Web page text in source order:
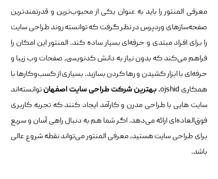
معرفی المنتور را باید به عنوان یکی از محبوب‌ترین و قدرتمندترین
صفحه‌سازهای وردپرس در نظر گرفت که توانسته روند طراحی سایت
را برای افراد مبتدی و حرفه‌ای بسیار ساده کند. المنتور این امکان را
فراهم می‌کند که بدون نیاز به دانش کدنویسی، صفحات وب زیبا و
حرفه‌ای با ابزار کشیدن و رها کردن بسازید. بسیاری از کسب‌وکارها با
همکاری ojshid،
بهترین شرکت طراحی سایت اصفهانتوانسته‌اند
سایت‌ هایی با طراحی مدرن و کارآمد ایجاد کنند که تجربه کاربری
فوق‌العاده‌ای ارائه می‌دهد. اگر شما هم به دنبال راهی آسان و سریع
برای طراحی سایت هستید، معرفی المنتور می‌تواند نقطه شروع عالی
باشد.